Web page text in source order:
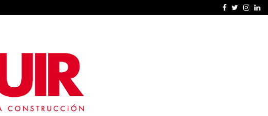
Facebook
Twitter